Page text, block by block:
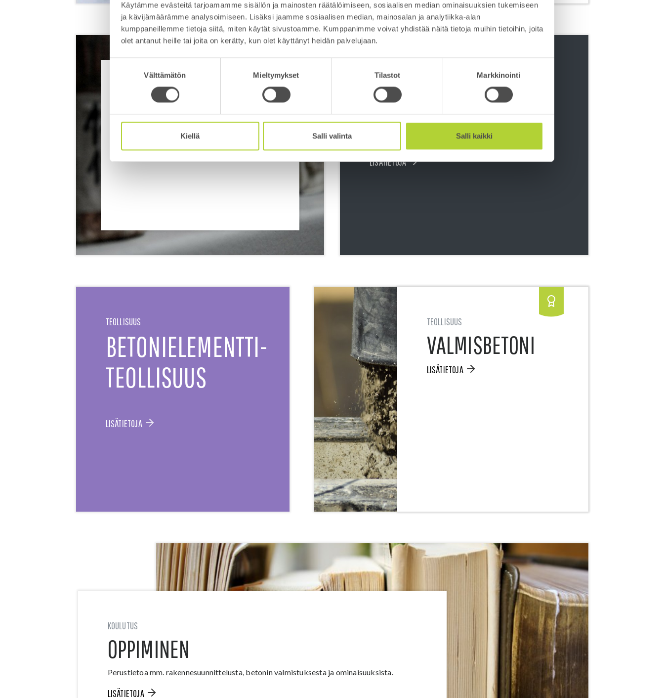
Käytämme evästeitä tarjoamamme sisällön ja mainosten räätälöimiseen, sosiaalisen median ominaisuuksien tukemiseen
ja kävijämäärämme analysoimiseen. Lisäksi jaamme sosiaalisen median, mainosalan ja analytiikka-alan
kumppaneillemme tietoja siitä, miten käytät sivustoamme. Kumppanimme voivat yhdistää näitä tietoja muihin tietoihin, joita
olet antanut heille tai joita on kerätty, kun olet käyttänyt heidän palvelujaan.
Välttämätön Mieltymykset Tilastot Markkinointi
Kiellä Salli valinta Salli kaikki
BETONISANASTO
Termien selityksiä
LISÄTIETOJA
BETONIKIRJASTO
Betonikirjastoon on koottu kaikki Betoniyhdistyksen
sekä uudet että vanhat julkaisut sekä muita alan
LISÄTIETOJA
TEOLLISUUS
VALMISBETONI
LISÄTIETOJA
TEOLLISUUS
BETONIELEMENTTI­
TEOLLISUUS
LISÄTIETOJA
KOULUTUS
OPPIMINEN
Perustietoa mm. rakennesuunnittelusta, betonin valmistuksesta ja ominaisuuksista.
LISÄTIETOJA